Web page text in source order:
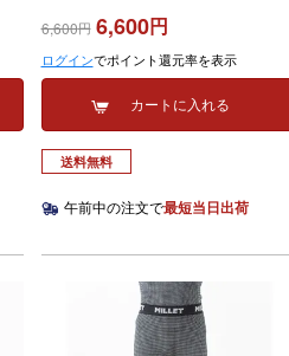
MIV01566 2025-2026
6,600 6,600
ログインでポイント還元率を表示
カートに入れる
送料無料
午前中の注文で最短当日出荷